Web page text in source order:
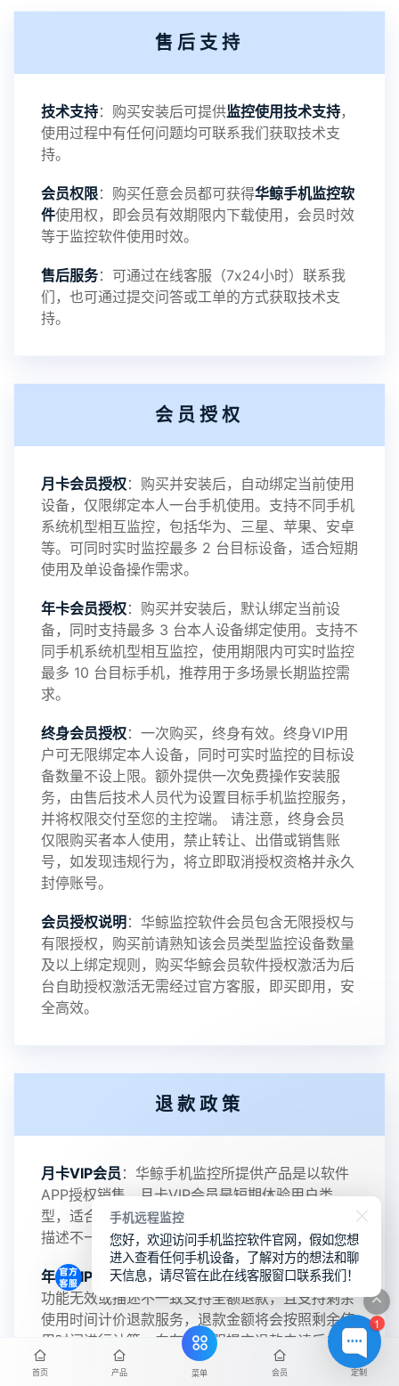
4：优化离线云储存服务器相册照片文件夹路径问题
5：优化关闭监控后离线设置云储存对方微信聊天记
录文件改为自定义文件名称
提示：
提示1：为避免异常风险情况，传输对方手机数据文
件至本地请先切换代理网络
鲸监控存在的问题与所需的更多功能，华鲸手机监
控将持续为您创造更优秀的监控APP
2025-01-13 V3.7
2024-10-08 V3.6
2024-03-16 V3.5
2023-01-12 V3.3
售后支持
技术支持：购买安装后可提供监控使用技术支持，
使用过程中有任何问题均可联系我们获取技术支
持。
会员权限：购买任意会员都可获得华鲸手机监控软
件使用权，即会员有效期限内下载使用，会员时效
等于监控软件使用时效。
售后服务：可通过在线客服（7x24小时）联系我
们，也可通过提交问答或工单的方式获取技术支
持。
会员授权
月卡会员授权：购买并安装后，自动绑定当前使用
设备，仅限绑定本人一台手机使用。支持不同手机
系统机型相互监控，包括华为、三星、苹果、安卓
等。可同时实时监控最多 2 台目标设备，适合短期
使用及单设备操作需求。
年卡会员授权：购买并安装后，默认绑定当前设
备，同时支持最多 3 台本人设备绑定使用。支持不
同手机系统机型相互监控，使用期限内可实时监控
最多 10 台目标手机，推荐用于多场景长期监控需
求。
终身会员授权：一次购买，终身有效。终身VIP用
户可无限绑定本人设备，同时可实时监控的目标设
备数量不设上限。额外提供一次免费操作安装服
务，由售后技术人员代为设置目标手机监控服务，
并将权限交付至您的主控端。 请注意，终身会员
仅限购买者本人使用，禁止转让、出借或销售账
号，如发现违规行为，将立即取消授权资格并永久
封停账号。
会员授权说明 ：华鲸监控软件会员包含无限授权与
有限授权，购买前请熟知该会员类型监控设备数量
及以上绑定规则，购买华鲸会员软件授权激活为后
台自助授权激活无需经过官方客服，即买即用，安
全高效。
退款政策
月卡VIP会员 ：华鲸手机监控所提供产品是以软件
APP授权销售，月卡VIP会员是短期体验用户类
型，适合短期使用及单设备操作需求，功能无效或
描述不一致支持全额退款。
年卡VIP会员：支持无效退款政策，华鲸手机监控
功能无效或描述不一致支持全额退款，且支持剩余
使用时间计价退款服务，退款金额将会按照剩余使
用时间进行计算，向在线客服提交退款申请后24小
时内到账。
首页 产品 菜单 会员 定制
1
手机远程监控
您好，欢迎访问手机监控软件官网，假如您想
进入查看任何手机设备，了解对方的想法和聊
天信息，请尽管在此在线客服窗口联系我们！